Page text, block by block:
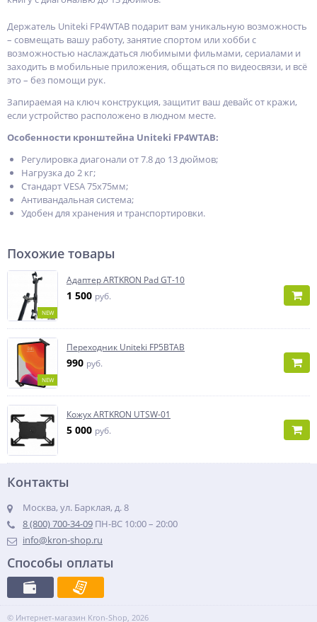
Держатель Uniteki FP4WTAB подарит вам уникальную возможность
– совмещать вашу работу, занятие спортом или хобби с
возможностью наслаждаться любимыми фильмами, сериалами и
заходить в мобильные приложения, общаться по видеосвязи, и всё
это – без помощи рук.
Запираемая на ключ конструкция, защитит ваш девайс от кражи,
если устройство расположено в людном месте.
Особенности кронштейна Uniteki FP4WTAB:
Регулировка диагонали от 7.8 до 13 дюймов;
Нагрузка до 2 кг;
Стандарт VESA 75х75мм;
Антивандальная система;
Удобен для хранения и транспортировки.
Похожие товары
NEW
Адаптер ARTKRON Pad GT-10
1 500 руб.
NEW
Переходник Uniteki FP5BTAB
990 руб.
Кожух ARTKRON UTSW-01
5 000 руб.
Контакты
Москва, ул. Барклая, д. 8
8 (800) 700-34-09 ПН-ВС 10:00 – 20:00
info@kron-shop.ru
Способы оплаты
© Интернет-магазин Kron-Shop, 2026